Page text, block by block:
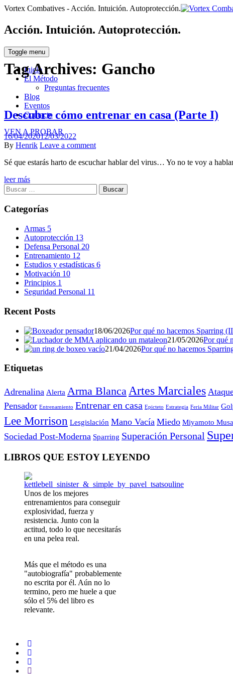
Vortex Combatives - Acción. Intuición. Autoprotección.
Acción. Intuición. Autoprotección.
Toggle menu
Inicio
El Método
Preguntas frecuentes
Blog
Eventos
Contacto
VEN A PROBAR
Tag Archives: Gancho
Descubre cómo entrenar en casa (Parte I)
Posted
on
16/04/202012/03/2022
Author
By Henrik Leave a comment
Sé que estarás harto de escuchar hablar del virus… Yo no te voy a
leer más
Buscar:
Categorías
Armas 5
Autoprotección 13
Defensa Personal 20
Entrenamiento 12
Estudios y estadísticas 6
Motivación 10
Principios 1
Seguridad Personal 11
Recent Posts
18/06/2026Por qué no hacemos Sparring
21/05/2026Por qué
21/04/2026Por qué no hacemos
Etiquetas
Adrenalina Alerta Arma Blanca Artes Marciales
Pensador Entrenamiento Entrenar en casa Epicteto Estrategia Feria Militar
Lee Morrison Lesgislación Mano Vacía Miedo Miyamoto
Sociedad Post-Moderna Sparring Superación Personal
LIBROS QUE ESTOY LEYENDO
Unos de los mejores
entrenamientos para conseguir
explosividad, fuerza y
resistencia. Junto con la
actitud, todo lo que necesitarás
en una pelea real.
Más que el método es una
"autobiografía" probablemente
no escrita por él. Aún no lo
termino, pero me huele a que
sólo el 5% del libro es
relevante.